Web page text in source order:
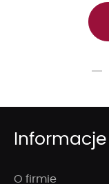
Informacje
O firmie